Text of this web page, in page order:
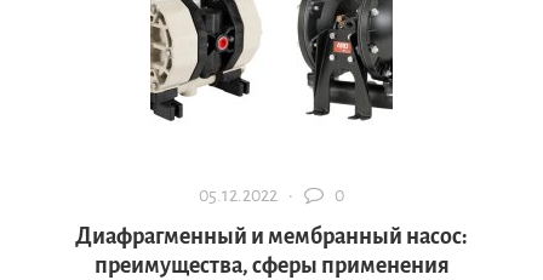
05.12.2022 · 0
Диафрагменный и мембранный насос:
преимущества, сферы применения